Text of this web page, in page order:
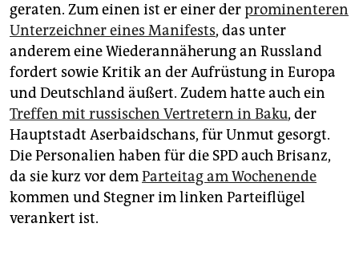
geraten. Zum einen ist er einer derprominenteren
Unterzeichner eines Manifests, das unter
anderem eine Wiederannäherung an Russland
fordert sowie Kritik an der Aufrüstung in Europa
und Deutschland äußert. Zudem hatte auch ein
Treffen mit russischen Vertretern in Baku, der
Hauptstadt Aserbaidschans, für Unmut gesorgt.
Die Personalien haben für die SPD auch Brisanz,
da sie kurz vor demParteitag am Wochenende
kommen und Stegner im linken Parteiflügel
verankert ist.